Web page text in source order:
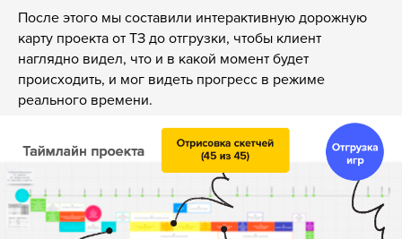
После этого мы составили интерактивную дорожную
карту проекта от ТЗ до отгрузки, чтобы клиент
наглядно видел, что и в какой момент будет
происходить, и мог видеть прогресс в режиме
реального времени.